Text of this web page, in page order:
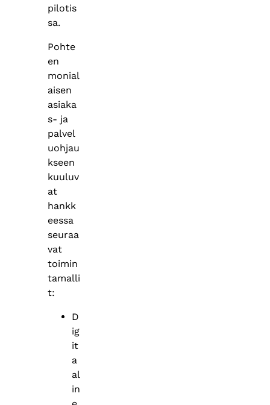
pilotis
sa.
Pohte
en
monial
aisen
asiaka
s- ja
palvel
uohjau
kseen
kuuluv
at
hankk
eessa
seuraa
vat
toimin
tamalli
t:
D
ig
it
a
al
in